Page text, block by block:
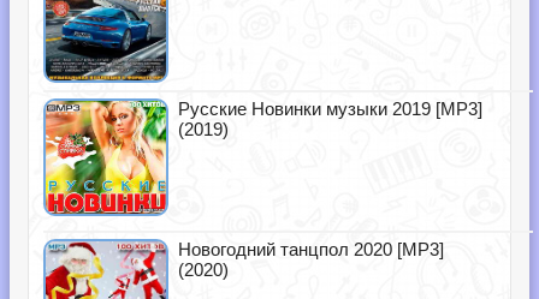
Русские Новинки музыки 2019 [MP3]
(2019)
Новогодний танцпол 2020 [MP3]
(2020)